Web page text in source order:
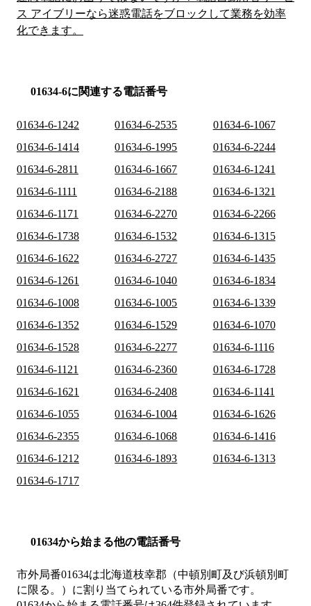
ス アイブリーなら迷惑電話をブロックして業務を効率
化できます。
01634-6に関連する電話番号
01634-6-1242 01634-6-2535
01634-6-1067
01634-6-1414
01634-6-1995
01634-6-2244
01634-6-2811
01634-6-1667
01634-6-1241
01634-6-1111
01634-6-2188
01634-6-1321
01634-6-1171
01634-6-2270
01634-6-2266
01634-6-1738
01634-6-1532
01634-6-1315
01634-6-1622
01634-6-2727
01634-6-1435
01634-6-1261
01634-6-1040
01634-6-1834
01634-6-1008
01634-6-1005
01634-6-1339
01634-6-1352
01634-6-1529
01634-6-1070
01634-6-1528
01634-6-2277
01634-6-1116
01634-6-1121
01634-6-2360
01634-6-1728
01634-6-1621
01634-6-2408
01634-6-1141
01634-6-1055
01634-6-1004
01634-6-1626
01634-6-2355
01634-6-1068
01634-6-1416
01634-6-1212
01634-6-1893
01634-6-1313
01634-6-1717
01634から始まる他の電話番号
市外局番01634は北海道枝幸郡（中頓別町及び浜頓別町
に限る。） に割り当てられている市外局番です。